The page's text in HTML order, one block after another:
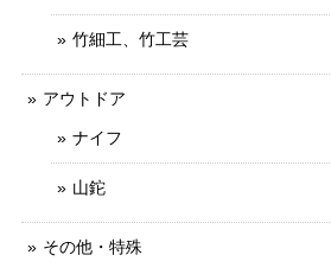
竹細工、竹工芸
アウトドア
ナイフ
山鉈
その他・特殊